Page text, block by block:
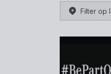
Filter op